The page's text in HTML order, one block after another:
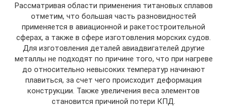
Рассматривая области применения титановых сплавов
отметим, что большая часть разновидностей
применяется в авиационной и ракетостроительной
сферах, а также в сфере изготовления морских судов.
Для изготовления деталей авиадвигателей другие
металлы не подходят по причине того, что при нагреве
до относительно невысоких температур начинают
плавиться, за счет чего происходит деформация
конструкции. Также увеличения веса элементов
становится причиной потери КПД.